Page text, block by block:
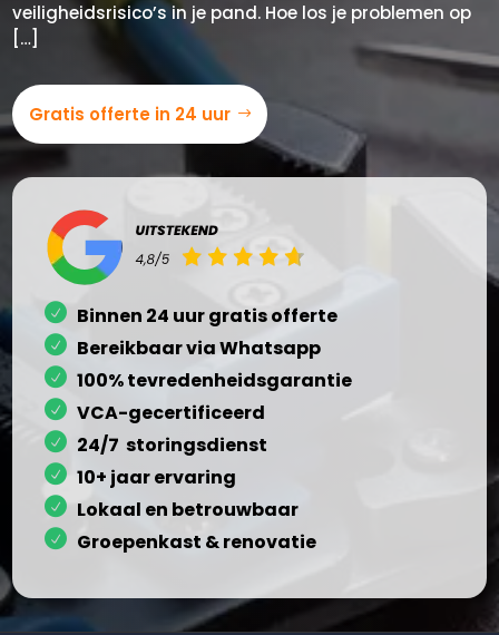
veiligheidsrisico’s in je pand.​ Hoe los je problemen op
[…]
Gratis offerte in 24 uur
Binnen 24 uur gratis offerte
Bereikbaar via Whatsapp
100% tevredenheidsgarantie
VCA-gecertificeerd
24/7 storingsdienst
10+ jaar ervaring
Lokaal en betrouwbaar
Groepenkast & renovatie